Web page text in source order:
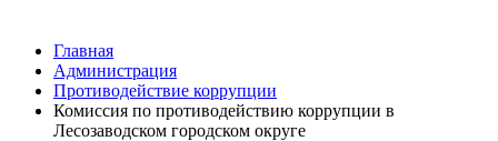
Главная
Администрация
Противодействие коррупции
Комиссия по противодействию коррупции в
Лесозаводском городском округе